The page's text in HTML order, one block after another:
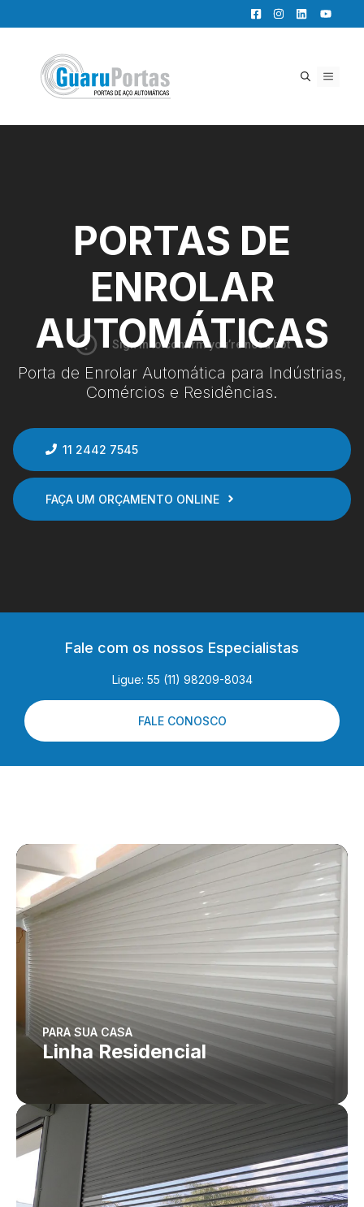
para
conteúdo
MENU
PORTAS DE
ENROLAR
AUTOMÁTICAS
Porta de Enrolar Automática para Indústrias,
Comércios e Residências.
11 2442 7545
FAÇA UM ORÇAMENTO ONLINE
Fale com os nossos Especialistas
Ligue: 55 (11) 98209-8034
FALE CONOSCO
PARA SUA CASA
Linha Residencial